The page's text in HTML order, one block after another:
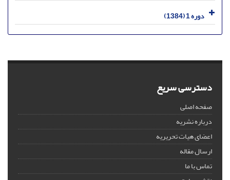
دوره 1 (1384)
دسترسی سریع
صفحه اصلی
درباره نشریه
اعضای هیات تحریریه
ارسال مقاله
تماس با ما